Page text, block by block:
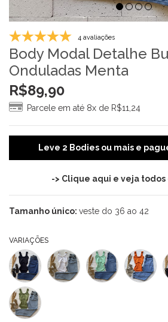
4 avaliações
Body Modal Detalhe
Onduladas Menta
R$89,90
Parcele em até 8x de R$11,24
Leve 2 Bodies ou mais e
-> Clique aqui e veja todos
Tamanho único: veste do 36 ao 42
VARIAÇÕES